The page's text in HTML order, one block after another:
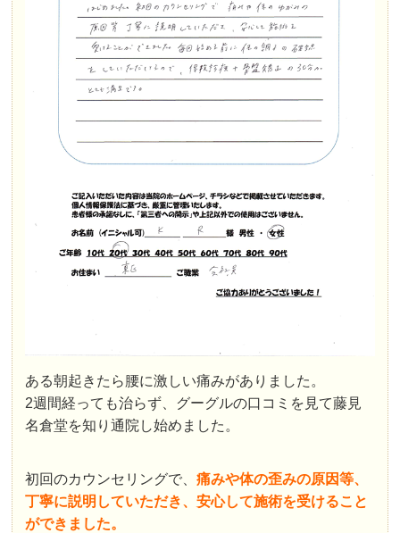
ある朝起きたら腰に激しい痛みがありました。
2週間経っても治らず、グーグルの口コミを見て藤見
名倉堂を知り通院し始めました。
初回のカウンセリングで、痛みや体の歪みの原因等、
丁寧に説明していただき、安心して施術を受けること
ができました。